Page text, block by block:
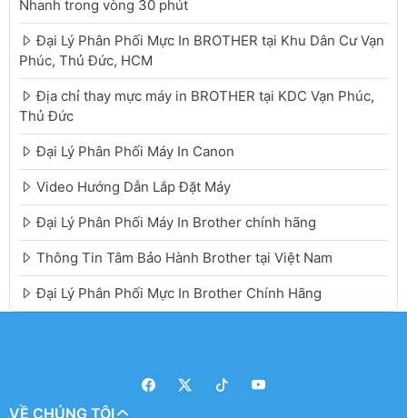
Nhanh trong vòng 30 phút
Đại Lý Phân Phối Mực In BROTHER tại Khu Dân Cư Vạn
Phúc, Thủ Đức, HCM
Địa chỉ thay mực máy in BROTHER tại KDC Vạn Phúc,
Thủ Đức
Đại Lý Phân Phối Máy In Canon
Video Hướng Dẫn Lắp Đặt Máy
Đại Lý Phân Phối Máy In Brother chính hãng
Thông Tin Tâm Bảo Hành Brother tại Việt Nam
Đại Lý Phân Phối Mực In Brother Chính Hãng
VỀ CHÚNG TÔI